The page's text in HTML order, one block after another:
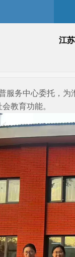
江
服务中心委托，
教育功能。